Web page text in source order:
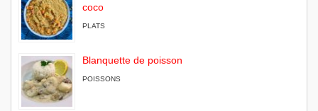
coco
PLATS
Blanquette de poisson
POISSONS